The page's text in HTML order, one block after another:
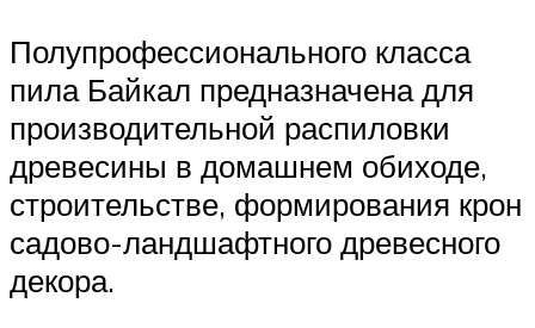
Полупрофессионального класса
пила Байкал предназначена для
производительной распиловки
древесины в домашнем обиходе,
строительстве, формирования крон
садово-ландшафтного древесного
декора.